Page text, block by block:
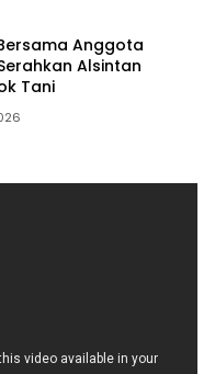
Anggota
Alsintan
Tani